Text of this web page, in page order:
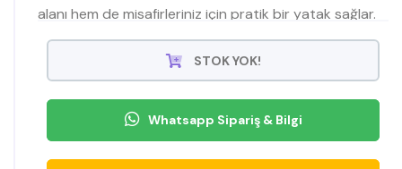
alanı hem de misafirleriniz için pratik bir yatak sağlar.
Yumuşak dokusu ve dayanıklı malzemeleriyle uzun
ömürlü kullanım sunar. Minimalist detayları ve modern
STOK YOK!
Whatsapp Sipariş & Bilgi